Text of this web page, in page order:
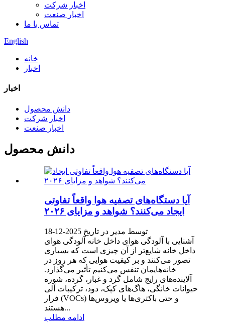
اخبار شرکت
اخبار صنعت
تماس با ما
English
خانه
اخبار
اخبار
دانش محصول
اخبار شرکت
اخبار صنعت
دانش محصول
آیا دستگاه‌های تصفیه هوا واقعاً تفاوتی
ایجاد می‌کنند؟ شواهد و مزایای ۲۰۲۶
توسط مدیر در تاریخ 2025-12-18
آشنایی با آلودگی هوای داخل خانه آلودگی هوای
داخل خانه شایع‌تر از آن چیزی است که بسیاری
تصور می‌کنند و بر کیفیت هوایی که هر روز در
خانه‌هایمان تنفس می‌کنیم تأثیر می‌گذارد.
آلاینده‌های رایج شامل گرد و غبار، گرده، شوره
حیوانات خانگی، هاگ‌های کپک، دود، ترکیبات آلی
فرار (VOCs) و حتی باکتری‌ها یا ویروس‌ها
هستند...
ادامه مطلب